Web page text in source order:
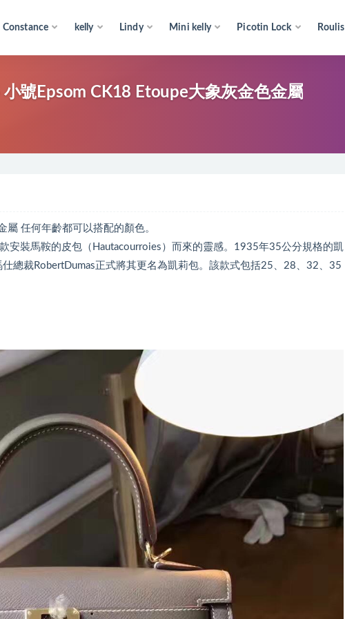
Constance kelly Lindy Mini kelly Picotin Lock Roulis
號Epsom CK18 Etoupe大象灰金色金屬
任何年齡都可以搭配的顏色。
安裝馬鞍的皮包（Hautacourroies）而來的靈感。1935年35公分規格的凱
總裁RobertDumas正式將其更名為凱莉包。該款式包括25、28、32、35